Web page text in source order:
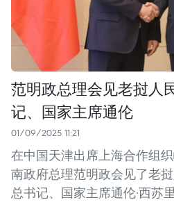
范明政总理会见老挝人
记、国家主席通伦
01/09/2025 11:21
在中国天津出席上海合作组
南政府总理范明政会见了老
总书记、国家主席通伦·西苏里